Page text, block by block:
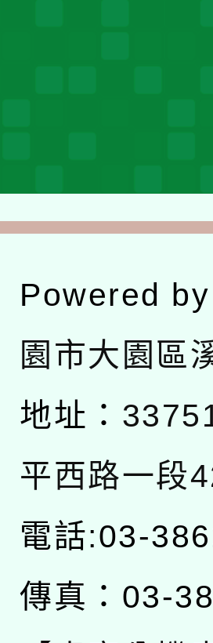
Powered by
園市大園區
地址：
平西路一段
電話:03-
傳真：03-